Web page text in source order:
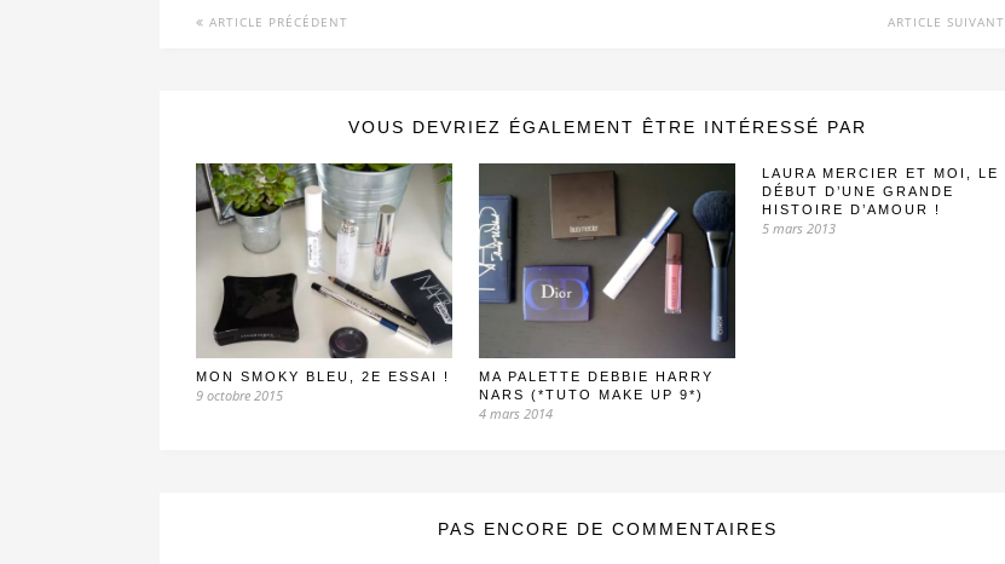
ARTICLE PRÉCÉDENT ARTICLE SUIVANT
VOUS DEVRIEZ ÉGALEMENT ÊTRE INTÉRESSÉ PAR
MON SMOKY BLEU, 2E ESSAI !
9 octobre 2015
MA PALETTE DEBBIE HARRY
NARS (*TUTO MAKE UP 9*)
4 mars 2014
LAURA MERCIER ET MOI, LE
DÉBUT D’UNE GRANDE
HISTOIRE D’AMOUR !
5 mars 2013
PAS ENCORE DE COMMENTAIRES